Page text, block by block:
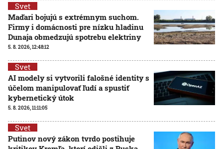
Svet
Maďari bojujú s extrémnym suchom.
Firmy i domácnosti pre nízku hladinu
Dunaja obmedzujú spotrebu elektriny
5. 8. 2026, 12:48:12
Svet
AI modely si vytvorili falošné identity s
účelom manipulovať ľudí a spustiť
kybernetický útok
5. 8. 2026, 11:11:05
Svet
Putinov nový zákon tvrdo postihuje